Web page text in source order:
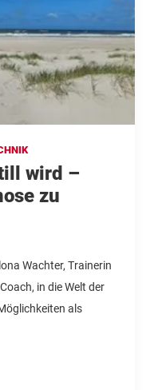
wird –
zu
Wachter, Trainerin
in die Welt der
als